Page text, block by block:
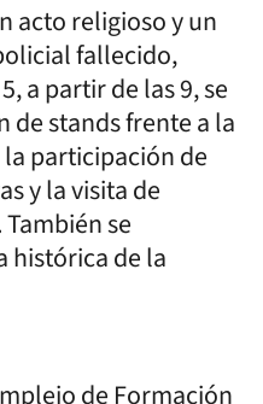
acto religioso y un
fallecido,
a partir de las 9, se
de stands frente a la
participación de
y la visita de
se
histórica de la
de Formación